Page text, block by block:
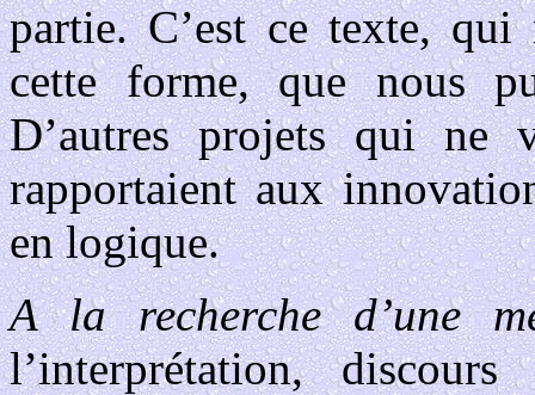
partie. C’est ce texte, qui
cette forme, que nous
D’autres projets qui
rapportaient aux
en logique.
A la recherche d’une
l’interprétation,